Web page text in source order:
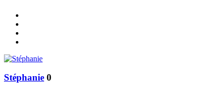
Stéphanie 0